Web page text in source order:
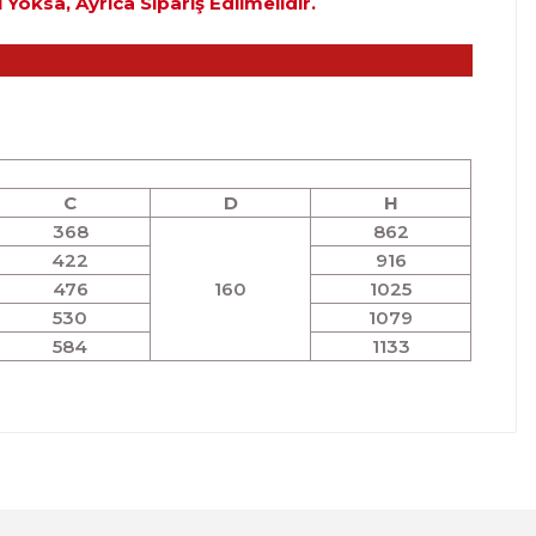
C D
H
368
160
862
422
916
476
1025
530
1079
584 1133